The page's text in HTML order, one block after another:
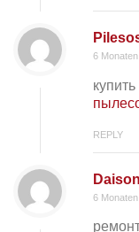
6
REPLY
6